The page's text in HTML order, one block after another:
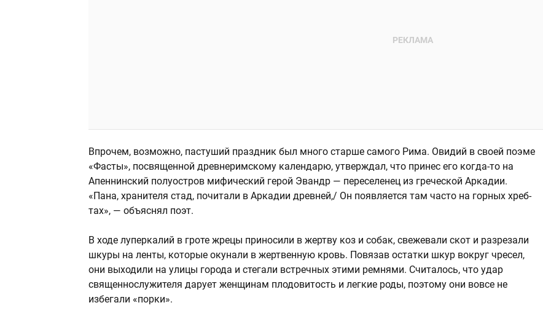
Впрочем, возможно, пастуший праздник был много старше самого Рима. Овидий в своей поэме
«Фасты», посвященной древнеримскому календарю, утверждал, что принес его когда-то на
Апеннинский полуостров мифический герой Эвандр — переселенец из греческой Аркадии.
«Пана, хра­ни­те­ля стад, почи­та­ли в Арка­дии древ­ней,/ Он появ­ля­ет­ся там часто на гор­ных хреб­
тах», — объяснял поэт.
В ходе луперкалий в гроте жрецы приносили в жертву коз и собак, свежевали скот и разрезали
шкуры на ленты, которые окунали в жертвенную кровь. Повязав остатки шкур вокруг чресел,
они выходили на улицы города и стегали встречных этими ремнями. Считалось, что удар
священнослужителя дарует женщинам плодовитость и легкие роды, поэтому они вовсе не
избегали «порки».